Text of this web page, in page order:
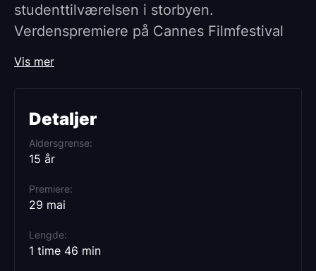
Detaljer
Aldersgrense
15 år
Premiere
29 mai
Lengde
1 time 46 min
studenttilværelsen i storbyen.
Verdenspremiere på Cannes Filmfestival
Fatima er 17 år og lillesøster i en varm
fransk-algerisk familie. Vi følger henne idet
hun flytter hjemmefra, og starter på
og tar sine første, varsomme steg ut i
tiltrekning mot kvinner, utfordres følelsen
Vis mer